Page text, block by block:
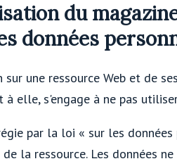
du
données
sur une ressource Web et de
à elle, s'engage à ne pas
par la loi « sur les
de la ressource. Les données